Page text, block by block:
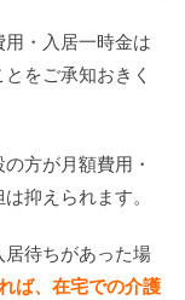
・入居一時金は
をご承知おきく
方が月額費用・
抑えられます。
待ちがあった場
ば、在宅での介護